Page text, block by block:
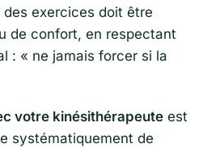
des exercices doit être
de confort, en respectant
: « ne jamais forcer si la
votre kinésithérapeute est
systématiquement de